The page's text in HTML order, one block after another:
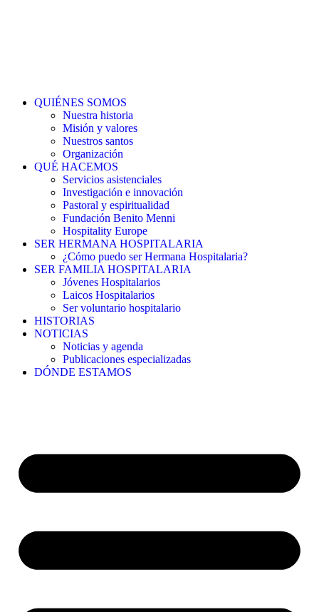
QUIÉNES SOMOS
Nuestra historia
Misión y valores
Nuestros santos
Organización
QUÉ HACEMOS
Servicios asistenciales
Investigación e innovación
Pastoral y espiritualidad
Fundación Benito Menni
Hospitality Europe
SER HERMANA HOSPITALARIA
¿Cómo puedo ser Hermana Hospitalaria?
SER FAMILIA HOSPITALARIA
Jóvenes Hospitalarios
Laicos Hospitalarios
Ser voluntario hospitalario
HISTORIAS
NOTICIAS
Noticias y agenda
Publicaciones especializadas
DÓNDE ESTAMOS